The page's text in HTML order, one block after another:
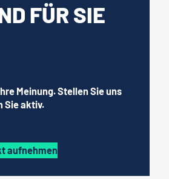
FÜR SIE
Meinung. Stellen Sie uns
Sie aktiv.
aufnehmen